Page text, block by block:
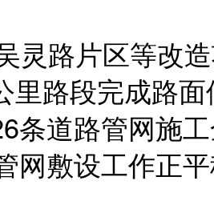
灵路片区等改
里路段完成路
条道路管网施
网敷设工作正